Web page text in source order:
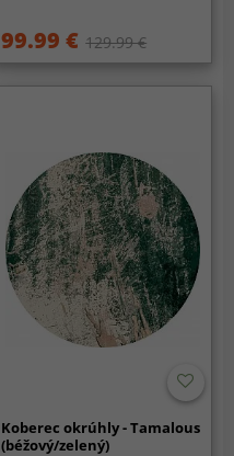
99.99 € 129.99 €
Koberec okrúhly - Tamalous
(béžový/zelený)